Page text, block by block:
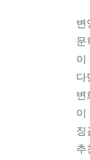
변
문
이
다
변
이
징
추